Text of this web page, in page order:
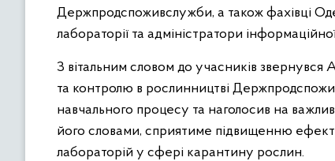
Держпродспоживслужби, а також фахівці
лабораторії та адміністратори
З вітальним словом до учасників
та контролю в рослинництві
навчального процесу та наголосив на
його словами, сприятиме підвищенню
лабораторій у сфері карантину рослин.